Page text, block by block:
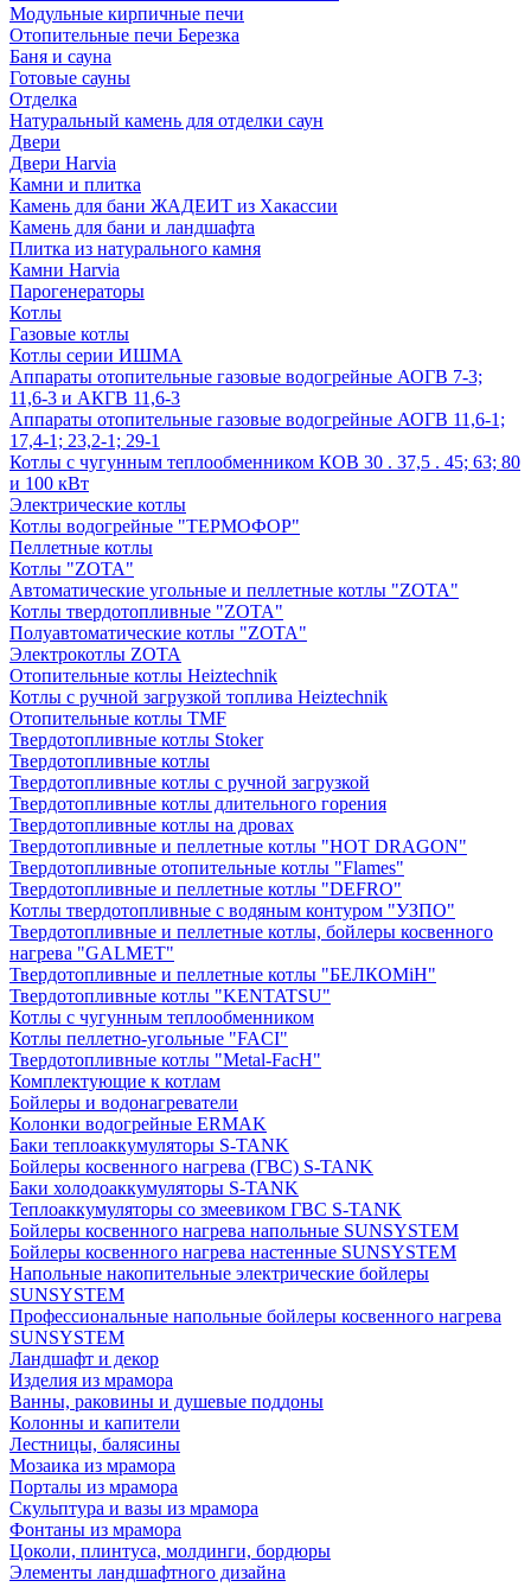
Модульные кирпичные печи
Отопительные печи Березка
Баня и сауна
Готовые сауны
Отделка
Натуральный камень для отделки саун
Двери
Двери Harvia
Камни и плитка
Камень для бани ЖАДЕИТ из Хакассии
Камень для бани и ландшафта
Плитка из натурального камня
Камни Harvia
Парогенераторы
Котлы
Газовые котлы
Котлы серии ИШМА
Аппараты отопительные газовые водогрейные АОГВ 7-3;
11,6-3 и АКГВ 11,6-3
Аппараты отопительные газовые водогрейные АОГВ 11,6-1;
17,4-1; 23,2-1; 29-1
Котлы с чугунным теплообменником КОВ 30 . 37,5 . 45; 63; 80
и 100 кВт
Электрические котлы
Котлы водогрейные "ТЕРМОФОР"
Пеллетные котлы
Котлы "ZOTA"
Автоматические угольные и пеллетные котлы "ZOTA"
Котлы твердотопливные "ZOTA"
Полуавтоматические котлы "ZOTA"
Электрокотлы ZOTA
Отопительные котлы Heiztechnik
Котлы с ручной загрузкой топлива Heiztechnik
Отопительные котлы TMF
Твердотопливные котлы Stoker
Твердотопливные котлы
Твердотопливные котлы с ручной загрузкой
Твердотопливные котлы длительного горения
Твердотопливные котлы на дровах
Твердотопливные и пеллетные котлы "HOT DRAGON"
Твердотопливные отопительные котлы "Flames"
Твердотопливные и пеллетные котлы "DEFRO"
Котлы твердотопливные с водяным контуром "УЗПО"
Твердотопливные и пеллетные котлы, бойлеры косвенного
нагрева "GALMET"
Твердотопливные и пеллетные котлы "БЕЛКОМiН"
Твердотопливные котлы "KENTATSU"
Котлы с чугунным теплообменником
Котлы пеллетно-угольные "FACI"
Твердотопливные котлы "Metal-FacH"
Комплектующие к котлам
Бойлеры и водонагреватели
Колонки водогрейные ERMAK
Баки теплоаккумуляторы S-TANK
Бойлеры косвенного нагрева (ГВС) S-TANK
Баки холодоаккумуляторы S-TANK
Теплоаккумуляторы со змеевиком ГВС S-TANK
Бойлеры косвенного нагрева напольные SUNSYSTEM
Бойлеры косвенного нагрева настенные SUNSYSTEM
Напольные накопительные электрические бойлеры
SUNSYSTEM
Профессиональные напольные бойлеры косвенного нагрева
SUNSYSTEM
Ландшафт и декор
Изделия из мрамора
Ванны, раковины и душевые поддоны
Колонны и капители
Лестницы, балясины
Мозаика из мрамора
Порталы из мрамора
Скульптура и вазы из мрамора
Фонтаны из мрамора
Цоколи, плинтуса, молдинги, бордюры
Элементы ландшафтного дизайна